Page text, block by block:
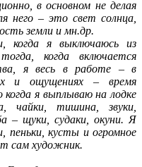
в основном не делая
него – это свет солнца,
земли и мн.др.
я выключаюсь из
когда включается
я весь в работе – в
и ощущениях – время
я выплываю на лодке
чайки, тишина, звуки,
– щуки, судаки, окуни. Я
пеньки, кусты и огромное
сам художник.